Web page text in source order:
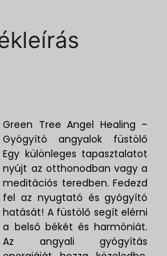
Green Tree Angel Healing –
Gyógyító angyalok füstölő
Egy különleges tapasztalatot
nyújt az otthonodban vagy a
meditációs teredben. Fedezd
fel az nyugtató és gyógyító
hatását! A füstölő segít elérni
a belső békét és harmóniát.
Az angyali gyógyítás